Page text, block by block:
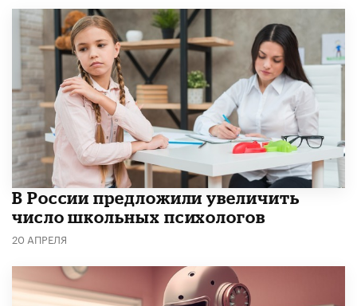
В России предложили увеличить
число школьных психологов
20 АПРЕЛЯ